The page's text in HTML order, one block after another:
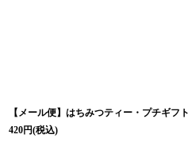
【メール便】はちみつティー・プチギフ
420円(税込)